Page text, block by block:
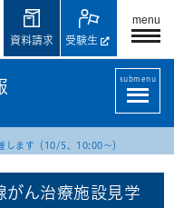
menu
受験生
資料請求
submenu
します（10/5、10:00～）
がん治療施設見学